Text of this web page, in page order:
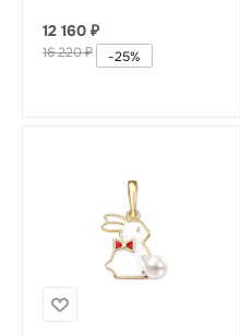
12 160 ₽
16 220₽ -25%